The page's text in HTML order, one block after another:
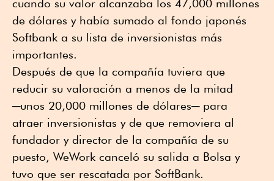
cuando su valor alcanzaba los 47,000 millones
de dólares y había sumado al fondo japonés
Softbank a su lista de inversionistas más
importantes.
Después de que la compañía tuviera que
reducir su valoración a menos de la mitad
─unos 20,000 millones de dólares─ para
atraer inversionistas y de que removiera al
fundador y director de la compañía de su
puesto, WeWork canceló su salida a Bolsa y
tuvo que ser rescatada por SoftBank.